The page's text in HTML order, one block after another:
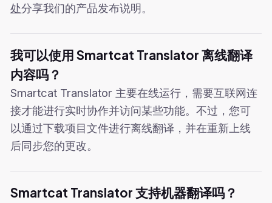
处分享我们的产品发布说明。
我可以使用 Smartcat Translator 离线翻译
内容吗？
Smartcat Translator 主要在线运行，需要互联网连
接才能进行实时协作并访问某些功能。不过，您可
以通过下载项目文件进行离线翻译，并在重新上线
后同步您的更改。
Smartcat Translator 支持机器翻译吗？